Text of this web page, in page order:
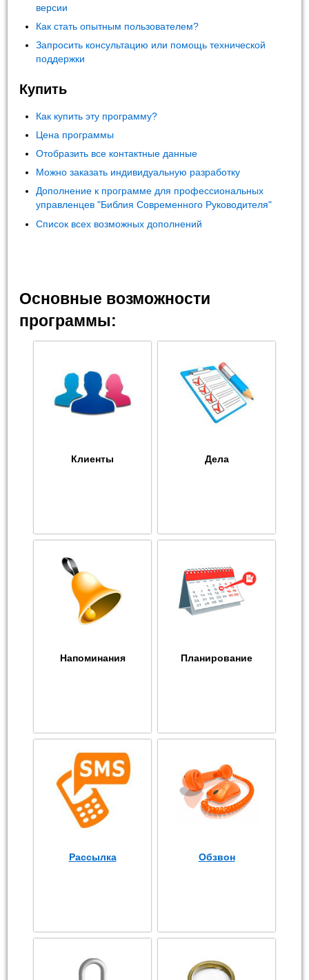
версии
Как стать опытным пользователем?
Запросить консультацию или помощь технической
поддержки
Купить
Как купить эту программу?
Цена программы
Отобразить все контактные данные
Можно заказать индивидуальную разработку
Дополнение к программе для профессиональных
управленцев "Библия Современного Руководителя"
Список всех возможных дополнений
Основные возможности
программы:
Клиенты Дела
Напоминания Планирование
Рассылка Обзвон